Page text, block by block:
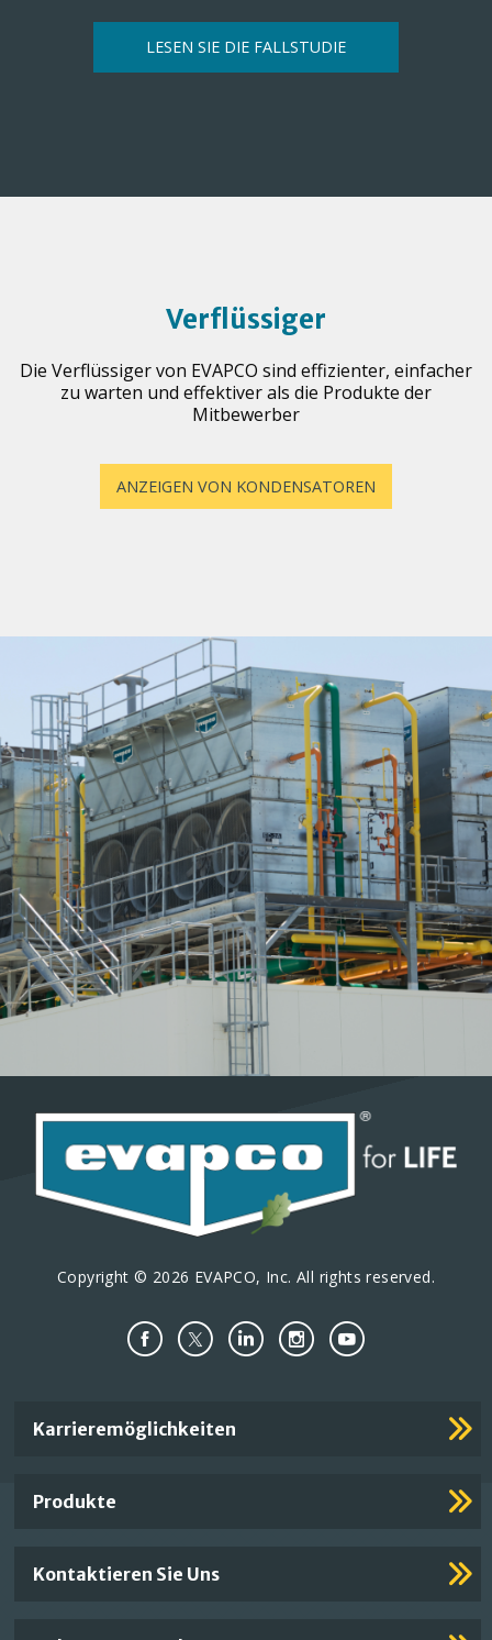
LESEN SIE DIE FALLSTUDIE
Verflüssiger
Die Verflüssiger von EVAPCO sind effizienter, einfacher
zu warten und effektiver als die Produkte der
Mitbewerber
ANZEIGEN VON KONDENSATOREN
Copyright © 2026 EVAPCO, Inc. All rights reserved.
Important
Karrieremöglichkeiten
Produkte
Kontaktieren Sie Uns